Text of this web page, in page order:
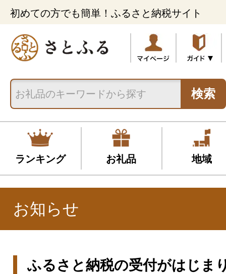
初めての方でも簡単！ふるさと納税サイト
検索
ランキング お礼品 地域
お知らせ
ふるさと納税の受付がはじま